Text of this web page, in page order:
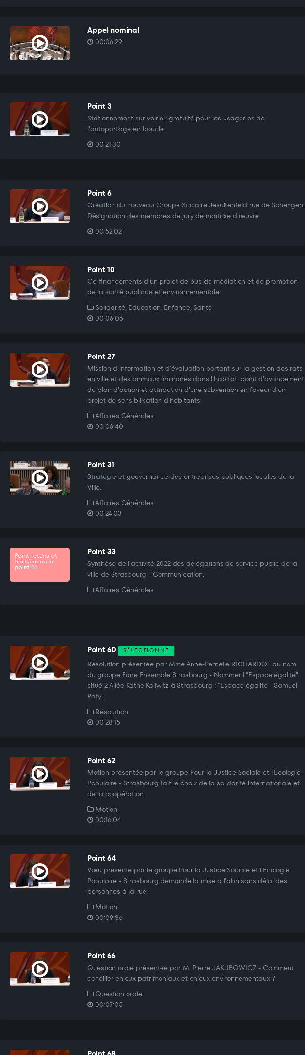
Appel nominal
00:06:29
Point 3
Stationnement sur voirie : gratuité pour les usager·es de
l'autopartage en boucle.
00:21:30
Point 6
Création du nouveau Groupe Scolaire Jesuitenfeld rue de Schengen.
Désignation des membres de jury de maitrise d'œuvre.
00:52:02
Point 10
Co-financements d'un projet de bus de médiation et de promotion
de la santé publique et environnementale.
Solidarité, Education, Enfance, Santé
00:06:06
Point 27
Mission d'information et d'évaluation portant sur la gestion des rats
en ville et des animaux liminaires dans l'habitat, point d'avancement
du plan d'action et attribution d'une subvention en faveur d'un
projet de sensibilisation d'habitants.
Affaires Générales
00:08:40
Point 31
Stratégie et gouvernance des entreprises publiques locales de la
Ville.
Affaires Générales
00:24:03
Point retenu et
traité avec le
point 31
Point 33
Synthèse de l'activité 2022 des délégations de service public de la
ville de Strasbourg - Communication.
Affaires Générales
Point 60 SÉLECTIONNÉ
Résolution présentée par Mme Anne-Pernelle RICHARDOT au nom
du groupe Faire Ensemble Strasbourg - Nommer l'"Espace égalité"
situé 2 Allée Käthe Kollwitz à Strasbourg : "Espace égalité - Samuel
Paty".
Résolution
00:28:15
Point 62
Motion présentée par le groupe Pour la Justice Sociale et l'Ecologie
Populaire - Strasbourg fait le choix de la solidarité internationale et
de la coopération.
Motion
00:16:04
Point 64
Vœu présenté par le groupe Pour la Justice Sociale et l'Ecologie
Populaire - Strasbourg demande la mise à l'abri sans délai des
personnes à la rue.
Motion
00:09:36
Point 66
Question orale présentée par M. Pierre JAKUBOWICZ - Comment
concilier enjeux patrimoniaux et enjeux environnementaux ?
Question orale
00:07:05